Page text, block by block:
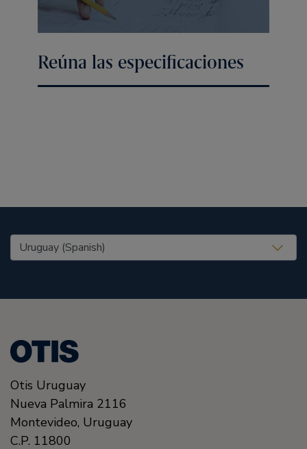
Reúna las especificaciones
United States (EN)
Otis Uruguay
Nueva Palmira 2116
Montevideo, Uruguay
C.P. 11800